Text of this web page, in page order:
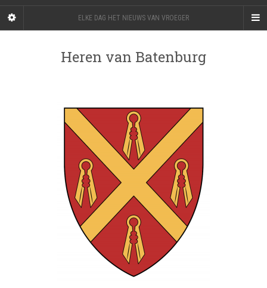
ELKE DAG HET NIEUWS VAN VROEGER
Heren van Batenburg